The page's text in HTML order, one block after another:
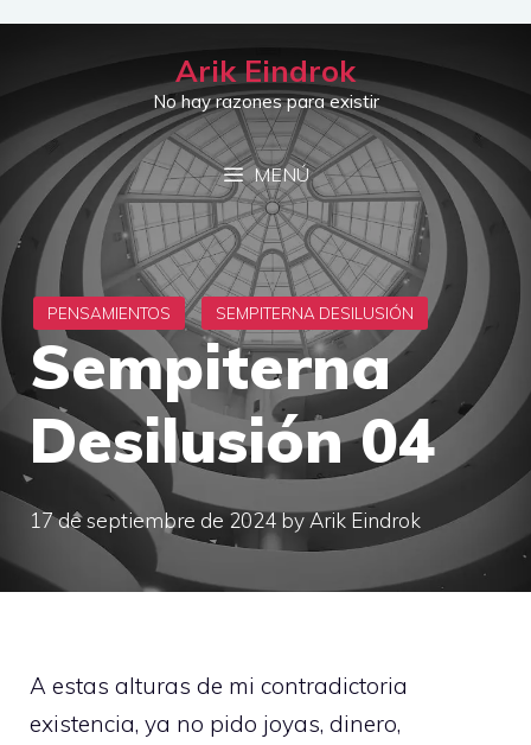
Saltar
contenido
Arik Eindrok
No hay razones para existir
MENÚ
Sempiterna
Desilusión 04
17 de septiembre de 2024byArik Eindrok
A estas alturas de mi contradictoria
existencia, ya no pido joyas, dinero,